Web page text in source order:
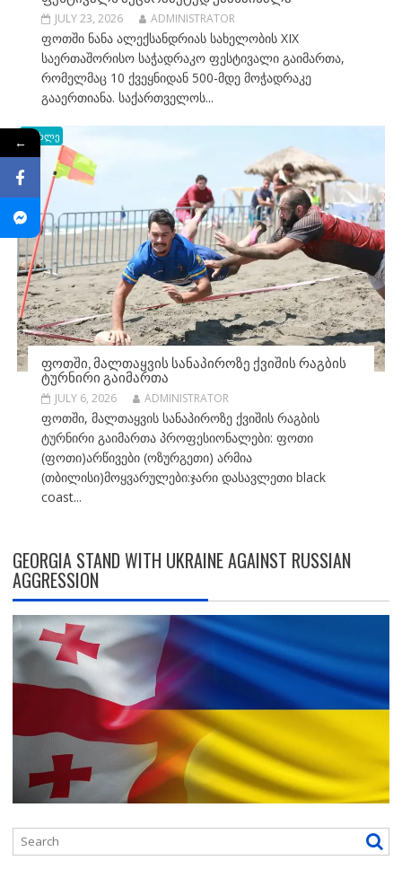
JULY 23, 2026 ADMINISTRATOR
ფოთში ნანა ალექსანდრიას სახელობის XIX
საერთაშორისო საჭადრაკო ფესტივალი გაიმართა,
რომელმაც 10 ქვეყნიდან 500-მდე მოჭადრაკე
გააერთიანა. საქართველოს...
სიახლე
ᲤᲝᲗᲨᲘ, ᲛᲐᲚᲗᲐᲧᲕᲘᲡ ᲡᲐᲜᲐᲞᲘᲠᲝᲖᲔ ᲥᲕᲘᲨᲘᲡ ᲠᲐᲒᲑᲘᲡ
ᲢᲣᲠᲜᲘᲠᲘ ᲒᲐᲘᲛᲐᲠᲗᲐ
JULY 6, 2026 ADMINISTRATOR
ფოთში, მალთაყვის სანაპიროზე ქვიშის რაგბის
ტურნირი გაიმართა პროფესიონალები: ფოთი
(ფოთი)არწივები (ოზურგეთი) არმია
(თბილისი)მოყვარულები:ჯარი დასავლეთი black
coast...
GEORGIA STAND WITH UKRAINE AGAINST RUSSIAN
AGGRESSION
←